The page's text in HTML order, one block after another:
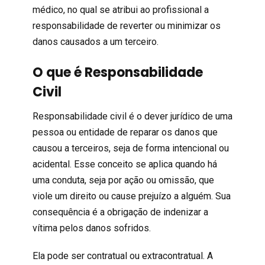
médico, no qual se atribui ao profissional a
responsabilidade de reverter ou minimizar os
danos causados a um terceiro.
O que é Responsabilidade
Civil
Responsabilidade civil é o dever jurídico de uma
pessoa ou entidade de reparar os danos que
causou a terceiros, seja de forma intencional ou
acidental. Esse conceito se aplica quando há
uma conduta, seja por ação ou omissão, que
viole um direito ou cause prejuízo a alguém. Sua
consequência é a obrigação de indenizar a
vítima pelos danos sofridos.
Ela pode ser contratual ou extracontratual. A